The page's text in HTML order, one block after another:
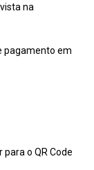
na
pagamento em
o QR Code